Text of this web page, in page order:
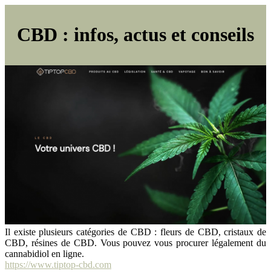
CBD : infos, actus et conseils
Il existe plusieurs catégories de CBD : fleurs de CBD, cristaux de
CBD, résines de CBD. Vous pouvez vous procurer légalement du
cannabidiol en ligne.
https://www.tiptop-cbd.com